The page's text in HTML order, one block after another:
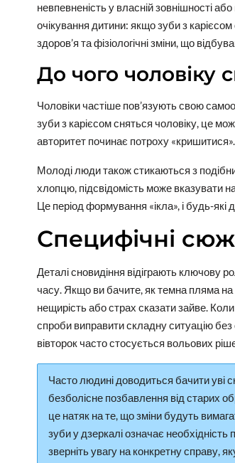
невпевненість у власній зовнішності
очікування дитини: якщо зуби з
здоров’я та фізіологічні зміни, що
До чого чоловіку
Чоловіки частіше пов’язують свою
зуби з карієсом сняться чоловіку, це
авторитет починає потроху «кришитися».
Молоді люди також стикаються з
хлопцю, підсвідомість може вказувати
Це період формування «ікла», і будь-
Специфічні
Деталі сновидіння відіграють ключову
часу. Якщо ви бачите, як темна пляма
нещирість або страх сказати зайве.
спроби виправити складну ситуацію
вівторок часто стосується вольових
Часто людині доводиться бачити уві
безболісне позбавлення від старих
це натяк на те, що зміни будуть
зуби у дзеркалі означає
зверніть увагу на конкретну справу,